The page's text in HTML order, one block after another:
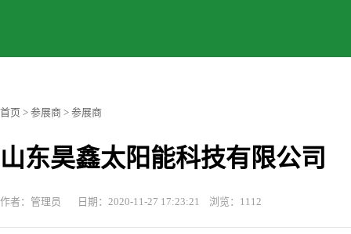
首页 > 参展商 > 参展商
山东昊鑫太阳能科技有限公司
作者：管理员 日期：2020-11-27 17:23:21 浏览：1112